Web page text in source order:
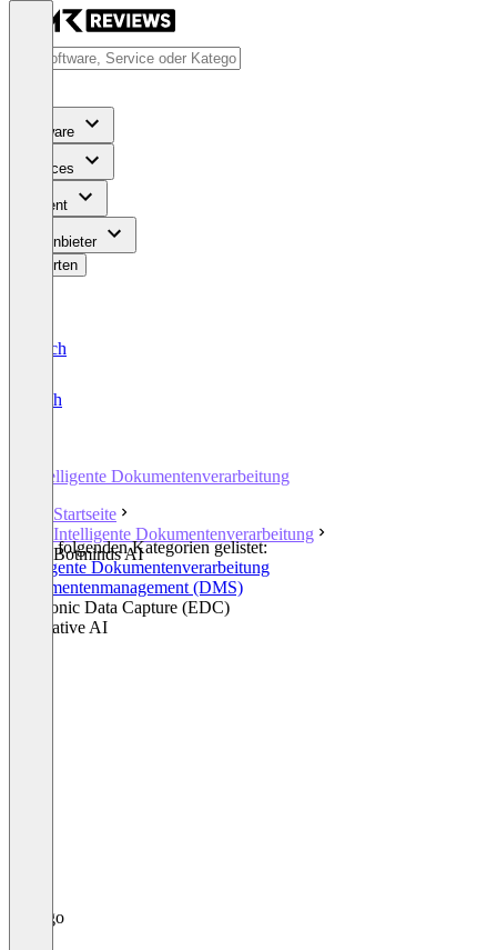
Software
Services
Content
Für Anbieter
Bewerten
Deutsch
English
Intelligente Dokumentenverarbeitung
Startseite
Intelligente Dokumentenverarbeitung
Botminds AI
In den folgenden Kategorien gelistet:
Intelligente Dokumentenverarbeitung
Dokumentenmanagement (DMS)
Electronic Data Capture (EDC)
Generative AI